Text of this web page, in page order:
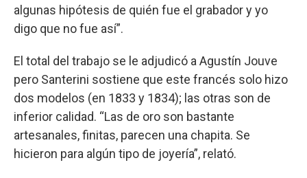
algunas hipótesis de quién fue el grabador y yo
digo que no fue así”.
El total del trabajo se le adjudicó a Agustín Jouve
pero Santerini sostiene que este francés solo hizo
dos modelos (en 1833 y 1834); las otras son de
inferior calidad. “Las de oro son bastante
artesanales, finitas, parecen una chapita. Se
hicieron para algún tipo de joyería”, relató.